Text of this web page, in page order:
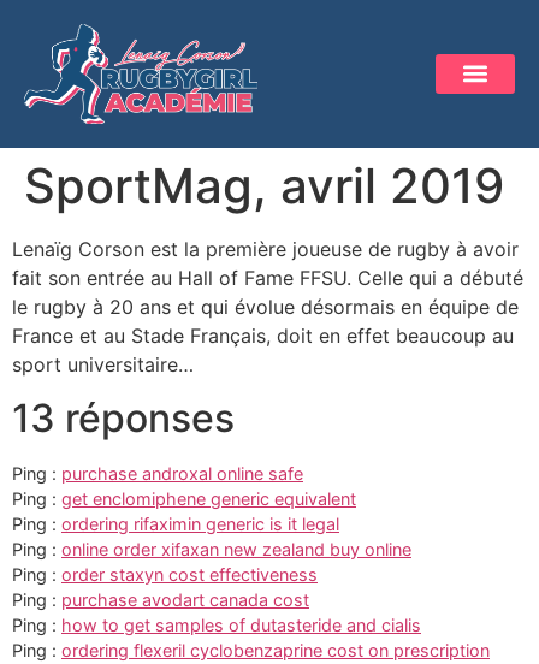
SportMag, avril 2019
Lenaïg Corson est la première joueuse de rugby à avoir
fait son entrée au Hall of Fame FFSU. Celle qui a débuté
le rugby à 20 ans et qui évolue désormais en équipe de
France et au Stade Français, doit en effet beaucoup au
sport universitaire…
13 réponses
Ping : purchase androxal online safe
Ping : get enclomiphene generic equivalent
Ping : ordering rifaximin generic is it legal
Ping : online order xifaxan new zealand buy online
Ping : order staxyn cost effectiveness
Ping : purchase avodart canada cost
Ping : how to get samples of dutasteride and cialis
Ping : ordering flexeril cyclobenzaprine cost on prescription